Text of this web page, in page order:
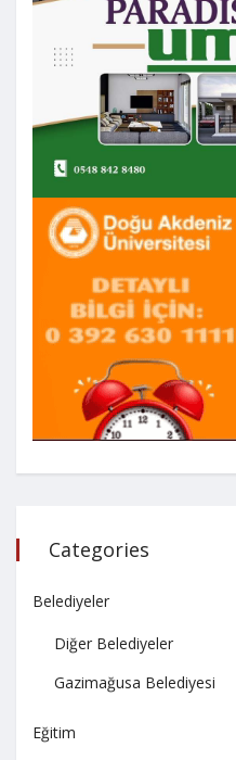
Categories
Belediyeler
Diğer Belediyeler
Gazimağusa Belediyesi
Eğitim